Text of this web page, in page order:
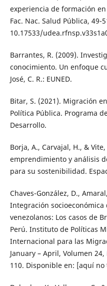
experiencia de formación
Fac. Nac. Salud Pública, 49-
10.17533/
Barrantes, R. (2009).
conocimiento. Un enfoque
José, C. R.: EUNED.
Bitar, S. (2021). Migración
Política Pública. Programa
Desarrollo.
Borja, A., Carvajal, H., &
emprendimiento y análisis
para su sostenibilidad.
Chaves-González, D.,
Integración
venezolanos: Los casos de
Perú. Instituto de Políticas
Internacional para las
January – April, Volumen
110. Disponible en: [aquí